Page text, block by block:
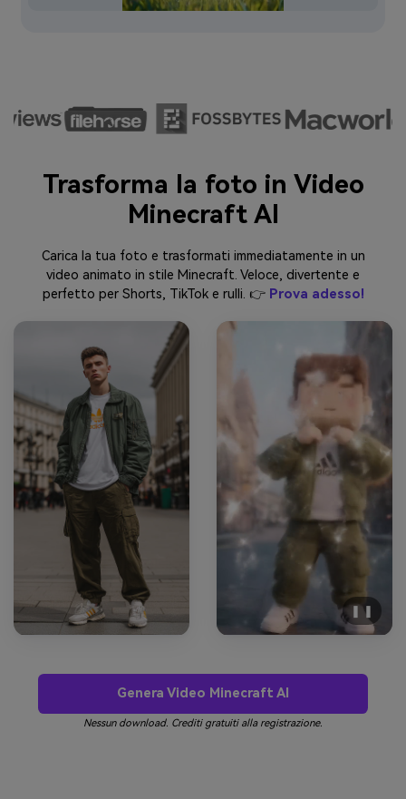
Trasforma la foto in Video
Minecraft AI
Carica la tua foto e trasformati immediatamente in un
video animato in stile Minecraft. Veloce, divertente e
perfetto per Shorts, TikTok e rulli. 👉 Prova adesso!
❚ ❚
Genera Video Minecraft AI
Nessun download. Crediti gratuiti alla registrazione.